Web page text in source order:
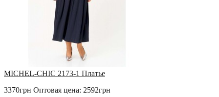
MICHEL-CHIC 2173-1 Платье
3370грн Оптовая цена: 2592грн